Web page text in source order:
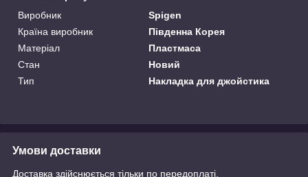
Виробник
Spigen
Країна виробник
Південна Корея
Матеріал
Пластмаса
Стан
Новий
Тип
Накладка для джойстика
Умови доставки
Доставка здійснюється тільки по передоплаті.